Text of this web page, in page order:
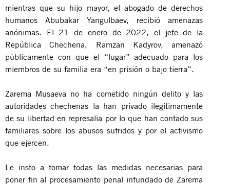
mientras que su hijo mayor, el abogado de derechos
humanos Abubakar Yangulbaev, recibió amenazas
anónimas. El 21 de enero de 2022, el jefe de la
República Chechena, Ramzan Kadyrov, amenazó
públicamente con que el “lugar” adecuado para los
miembros de su familia era “en prisión o bajo tierra”.
Zarema Musaeva no ha cometido ningún delito y las
autoridades chechenas la han privado ilegítimamente
de su libertad en represalia por lo que han contado sus
familiares sobre los abusos sufridos y por el activismo
que ejercen.
Le insto a tomar todas las medidas necesarias para
poner fin al procesamiento penal infundado de Zarema